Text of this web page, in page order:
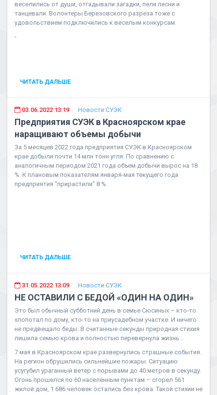
веселились от души, отгадывали загадки, пели песни и
танцевали. Волонтеры Березовского разреза тоже с
удовольствием подключились к веселым конкурсам.
-
ЧИТАТЬ ДАЛЬШЕ
03.06.2022 13:19 Новости СУЭК
Предприятия СУЭК в Красноярском крае
наращивают объемы добычи
За 5 месяцев 2022 года предприятия СУЭК в Красноярском
крае добыли почти 14 млн тонн угля. По сравнению с
аналогичным периодом 2021 года объем добычи вырос на 18
%. К плановым показателям января-мая текущего года
предприятия "прирастили" 8 %.
ЧИТАТЬ ДАЛЬШЕ
31.05.2022 13:09 Новости СУЭК
НЕ ОСТАВИЛИ С БЕДОЙ «ОДИН НА ОДИН»
Это был обычный субботний день в семье Сюсиных – кто-то
хлопотал по дому, кто-то на приусадебном участке. И ничего
не предвещало беды. В считанные секунды природная стихия
лишила семью крова и полностью перевернула жизнь…
7 мая в Красноярском крае развернулись страшные события.
На регион обрушились сильнейшие пожары. Ситуацию
усугубил ураганный ветер с порывами до 40 метров в секунду.
Огонь прошелся по 60 населенным пунктам – сгорел 561
жилой дом, 1 686 человек остались без крова. Такой стихии не